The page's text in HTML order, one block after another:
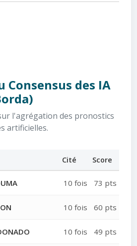
Consensus des IA
l'agrégation des pronostics
artificielles.
Cité Score
10 fois 73 pts
10 fois 60 pts
10 fois 49 pts